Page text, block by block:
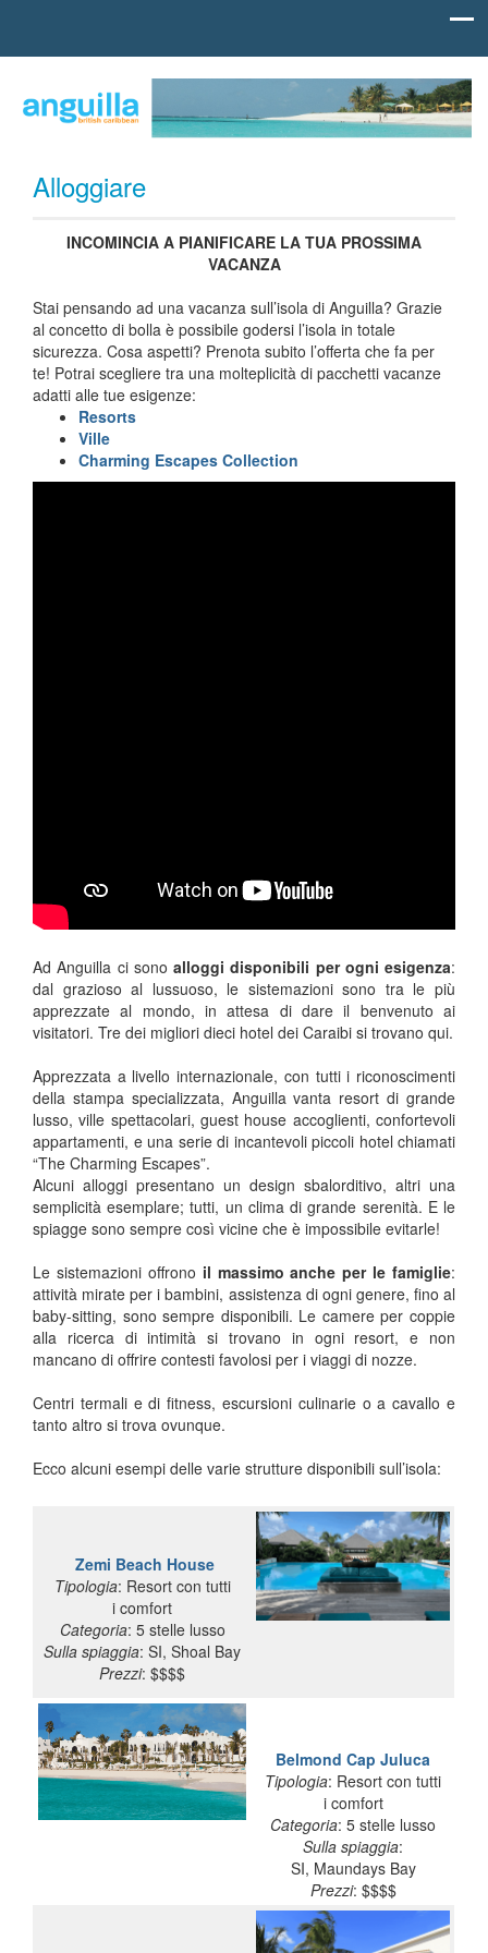
Skip to content
Anguilla
british
carribean
Alloggiare
INCOMINCIA A PIANIFICARE LA TUA PROSSIMA
VACANZA
Stai pensando ad una vacanza sull’isola di Anguilla? Grazie
al concetto di bolla è possibile godersi l’isola in totale
sicurezza. Cosa aspetti? Prenota subito l’offerta che fa per
te! Potrai scegliere tra una molteplicità di pacchetti vacanze
adatti alle tue esigenze:
Resorts
Ville
Charming Escapes Collection
Ad Anguilla ci sono alloggi disponibili per ogni esigenza:
dal grazioso al lussuoso, le sistemazioni sono tra le più
apprezzate al mondo, in attesa di dare il benvenuto ai
visitatori. Tre dei migliori dieci hotel dei Caraibi si trovano qui.
Apprezzata a livello internazionale, con tutti i riconoscimenti
della stampa specializzata, Anguilla vanta resort di grande
lusso, ville spettacolari, guest house accoglienti, confortevoli
appartamenti, e una serie di incantevoli piccoli hotel chiamati
“The Charming Escapes”.
Alcuni alloggi presentano un design sbalorditivo, altri una
semplicità esemplare; tutti, un clima di grande serenità. E le
spiagge sono sempre così vicine che è impossibile evitarle!
Le sistemazioni offrono il massimo anche per le famiglie:
attività mirate per i bambini, assistenza di ogni genere, fino al
baby-sitting, sono sempre disponibili. Le camere per coppie
alla ricerca di intimità si trovano in ogni resort, e non
mancano di offrire contesti favolosi per i viaggi di nozze.
Centri termali e di fitness, escursioni culinarie o a cavallo e
tanto altro si trova ovunque.
Ecco alcuni esempi delle varie strutture disponibili sull’isola:
Zemi Beach House
Tipologia: Resort con tutti
i comfort
Categoria: 5 stelle lusso
Sulla spiaggia: SI, Shoal Bay
Prezzi: $$$$
Belmond Cap Juluca
Tipologia: Resort con tutti
i comfort
Categoria: 5 stelle lusso
Sulla spiaggia:
SI, Maundays Bay
Prezzi: $$$$